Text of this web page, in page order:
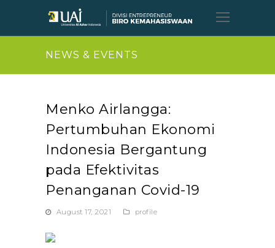
Open
Mobile
NEWS & EVENTS
Menko Airlangga:
Pertumbuhan Ekonomi
Indonesia Bergantung
pada Efektivitas
Penanganan Covid-19
August 17, 2021 profile